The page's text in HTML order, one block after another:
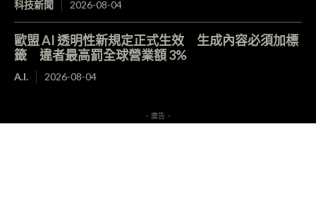
科技新聞 2026-08-04
歐盟 AI 透明性新規定正式生效 生成內容必須加標
籤 違者最高罰全球營業額 3%
A.I. 2026-08-04
- 廣告 -